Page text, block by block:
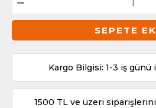
SEPETE
Kargo Bilgisi: 1-3 iş günü
1500 TL ve üzeri